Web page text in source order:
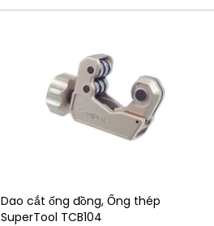
Dao cắt ống đồng, Ống thép
SuperTool TCB104